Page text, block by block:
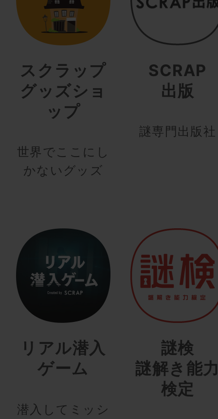
スクラップ
グッズショ
ップ
世界でここにし
かないグッズ
SCRAP
出版
謎専門出版社
リアル潜入
ゲーム
潜入してミッシ
謎検
謎解き能
検定